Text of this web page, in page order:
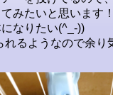
みたいと思います！
なりたい(^_-))
るようなので余り